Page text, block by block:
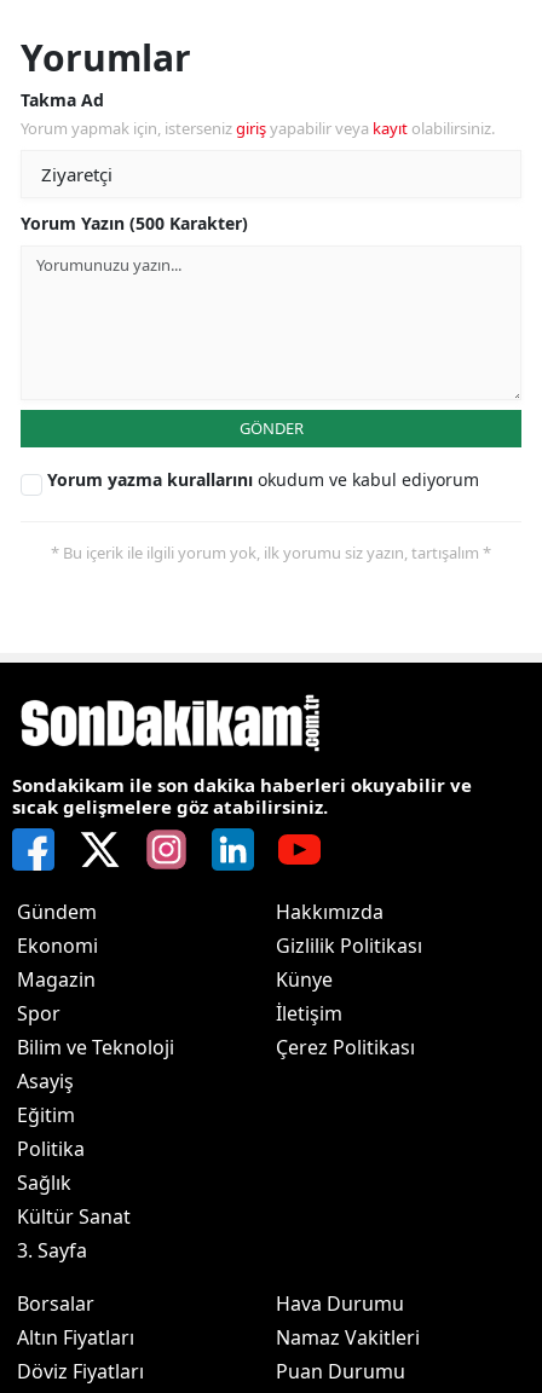
Yorumlar
Takma Ad
Yorum yapmak için, istersenizgirişyapabilir veya kayıt olabilirsiniz.
Yorum Yazın (500 Karakter)
GÖNDER
Yorum yazma kurallarını okudum ve kabul ediyorum
* Bu içerik ile ilgili yorum yok, ilk yorumu siz yazın, tartışalım *
Sondakikam ile son dakika haberleri okuyabilir ve
sıcak gelişmelere göz atabilirsiniz.
Gündem
Ekonomi
Magazin
Spor
Bilim ve Teknoloji
Asayiş
Eğitim
Politika
Sağlık
Kültür Sanat
3. Sayfa
Hakkımızda
Gizlilik Politikası
Künye
İletişim
Çerez Politikası
Borsalar
Altın Fiyatları
Döviz Fiyatları
Hava Durumu
Namaz Vakitleri
Puan Durumu